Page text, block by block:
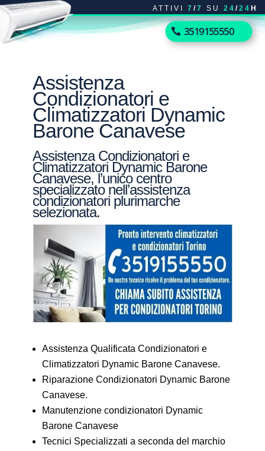
ATTIVI 7 /7 SU 24 /24 H
3519155550
Assistenza
Condizionatori e
Climatizzatori Dynamic
Barone Canavese
Assistenza Condizionatori e
Climatizzatori Dynamic Barone
Canavese, l’unico centro
specializzato nell’assistenza
condizionatori plurimarche
selezionata.
Assistenza Qualificata Condizionatori e
Climatizzatori Dynamic Barone Canavese.
Riparazione Condizionatori Dynamic Barone
Canavese.
Manutenzione condizionatori Dynamic
Barone Canavese
Tecnici Specializzati a seconda del marchio